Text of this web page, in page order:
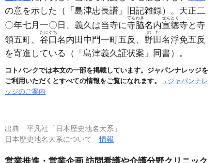
の意を示した （「島津忠長譜」旧記雑録） 。天正二
〇年七月一〇日、義久は当寺に寺脇
てらわき
名内宣徳
せんとく
寺と寺
領五町、 谷口
たにぐち
名内田中門一町五反、 野田
のだ
名浮免五反
を寄進している （「島津義久証状案」同書） 。
コトバンクでは本文の一部を掲載しています。ジャパンナレッジを
ご利用いただくとすべての情報をご覧になれます。
→ジャパンナレ
ッジのご案内
出典 平凡社「日本歴史地名大系」
日本歴史地名大系について情報
営業推進・営業企画 訪問看護や介護分野クリニック